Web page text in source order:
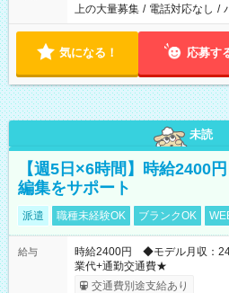
上の大量募集 / 電話対応なし /
気になる！ 応募す
未読
【週5日×6時間】時給2400
編集をサポート
派遣 職種未経験OK ブランクOK
給与
時給2400円 ◆モデル月収：
業代+通勤交通費★
交通費別途支給あり